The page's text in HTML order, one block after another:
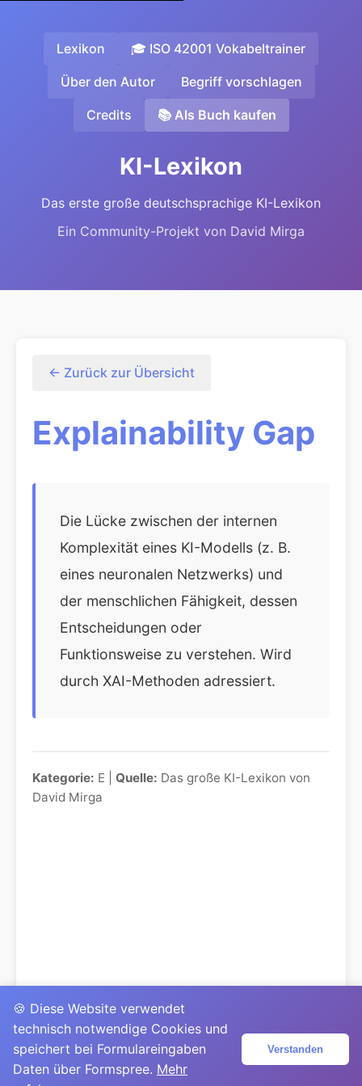
Lexikon 🎓 ISO 42001 Vokabeltrainer
Über den Autor Begriff vorschlagen
Credits 📚 Als Buch kaufen
KI-Lexikon
Das erste große deutschsprachige KI-Lexikon
Ein Community-Projekt von David Mirga
← Zurück zur Übersicht
Explainability Gap
Die Lücke zwischen der internen
Komplexität eines KI-Modells (z. B.
eines neuronalen Netzwerks) und
der menschlichen Fähigkeit, dessen
Entscheidungen oder
Funktionsweise zu verstehen. Wird
durch XAI-Methoden adressiert.
Kategorie: E | Quelle: Das große KI-Lexikon von
David Mirga
🍪 Diese Website verwendet
technisch notwendige Cookies und
speichert bei Formulareingaben
Daten über Formspree. Mehr
Verstanden